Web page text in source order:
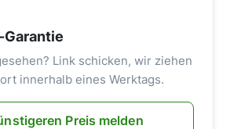
Link schicken, wir ziehen
innerhalb eines Werktags.
Preis melden